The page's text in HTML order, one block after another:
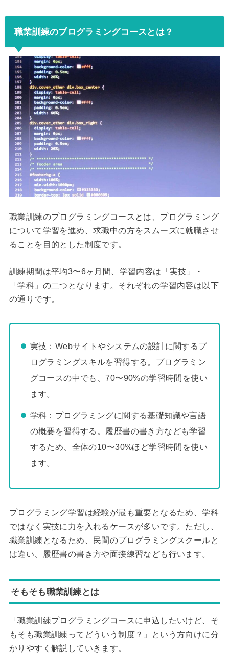
職業訓練のプログラミングコースとは？
職業訓練のプログラミングコースとは、プログラミング
について学習を進め、求職中の方をスムーズに就職させ
ることを目的とした制度です。
訓練期間は平均3〜6ヶ月間、学習内容は「実技」・
「学科」の二つとなります。それぞれの学習内容は以下
の通りです。
実技：Webサイトやシステムの設計に関するプ
ログラミングスキルを習得する。プログラミン
グコースの中でも、70〜90%の学習時間を使い
ます。
学科：プログラミングに関する基礎知識や言語
の概要を習得する。履歴書の書き方なども学習
するため、全体の10〜30%ほど学習時間を使い
ます。
プログラミング学習は経験が最も重要となるため、学科
ではなく実技に力を入れるケースが多いです。ただし、
職業訓練となるため、民間のプログラミングスクールと
は違い、履歴書の書き方や面接練習なども行います。
そもそも職業訓練とは
「職業訓練プログラミングコースに申込したいけど、そ
もそも職業訓練ってどういう制度？」という方向けに分
かりやすく解説していきます。